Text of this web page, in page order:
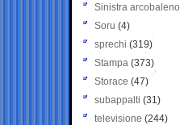
Sinistra arcobaleno
Soru (4)
sprechi (319)
Stampa (373)
Storace (47)
subappalti (31)
televisione(244)